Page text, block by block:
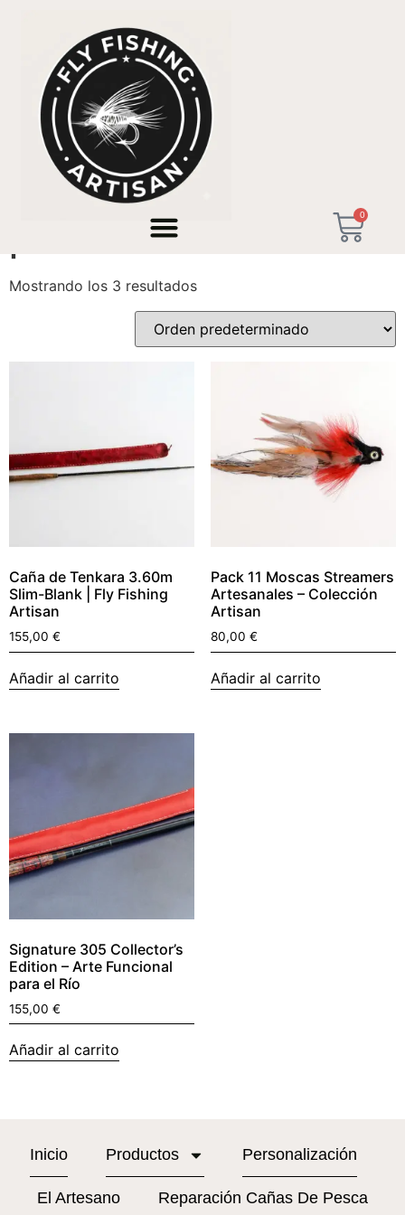
0
/ Productos etiquetados “premium tenkara rod”
premium tenkara rod
Mostrando los 3 resultados
Caña de Tenkara 3.60m
Slim-Blank | Fly Fishing
Artisan
155,00 €
Añadir al carrito
Pack 11 Moscas Streamers
Artesanales – Colección
Artisan
80,00 €
Añadir al carrito
Signature 305 Collector’s
Edition – Arte Funcional
para el Río
155,00 €
Añadir al carrito
Inicio Productos Personalización
El Artesano Reparación Cañas De Pesca